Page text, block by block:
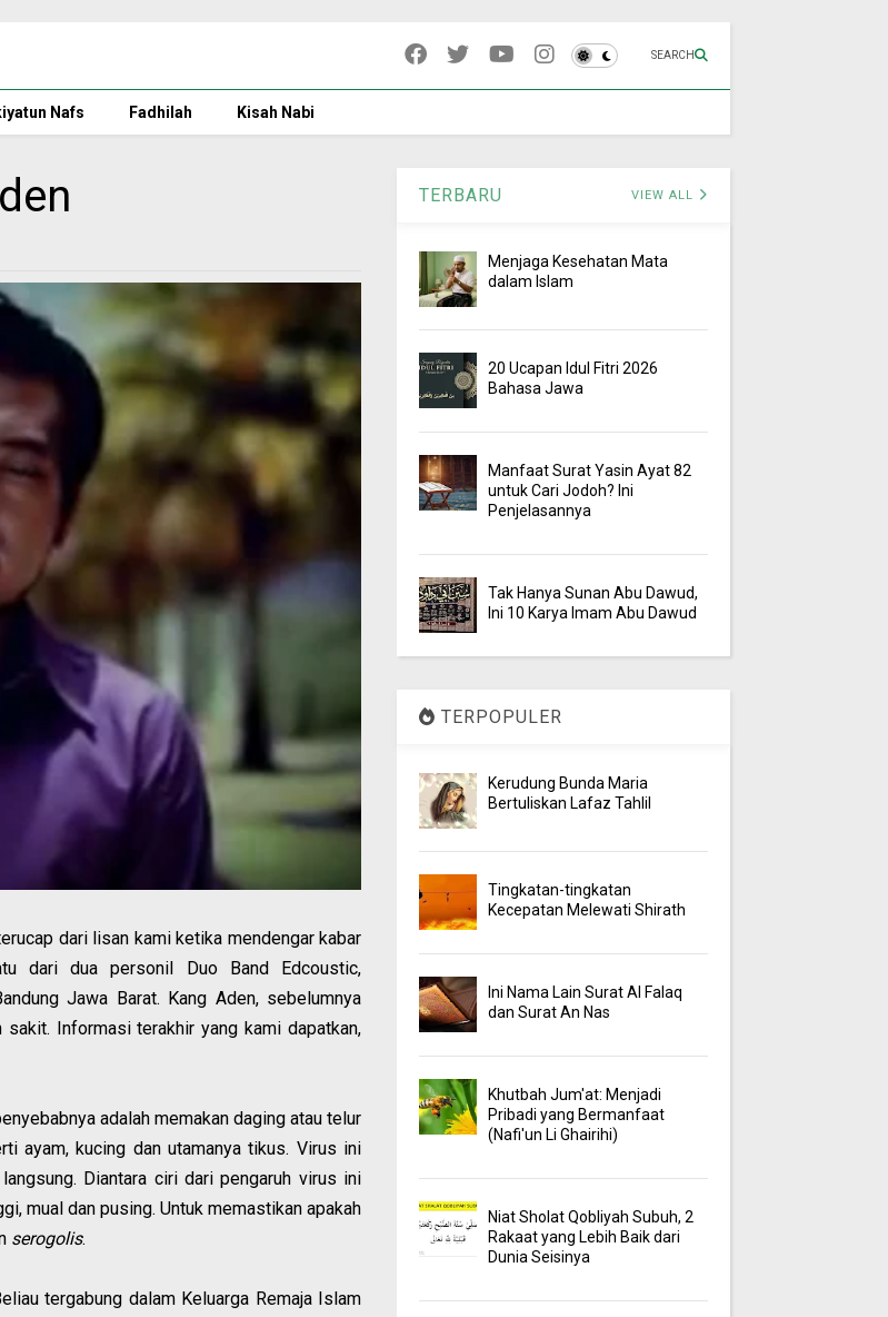
SEARCH
Nafs Fadhilah Kisah Nabi
dari lisan kami ketika mendengar kabar
dari dua personil Duo Band Edcoustic,
Jawa Barat. Kang Aden, sebelumnya
Informasi terakhir yang kami dapatkan,
adalah memakan daging atau telur
ayam, kucing dan utamanya tikus. Virus ini
Diantara ciri dari pengaruh virus ini
mual dan pusing. Untuk memastikan apakah
serogolis.
tergabung dalam Keluarga Remaja Islam
TERBARU VIEW ALL
Menjaga Kesehatan Mata
dalam Islam
20 Ucapan Idul Fitri 2026
Bahasa Jawa
Manfaat Surat Yasin Ayat 82
untuk Cari Jodoh? Ini
Penjelasannya
Tak Hanya Sunan Abu Dawud,
Ini 10 Karya Imam Abu Dawud
TERPOPULER
Kerudung Bunda Maria
Bertuliskan Lafaz Tahlil
Tingkatan-tingkatan
Kecepatan Melewati Shirath
Ini Nama Lain Surat Al Falaq
dan Surat An Nas
Khutbah Jum'at: Menjadi
Pribadi yang Bermanfaat
(Nafi'un Li Ghairihi)
Niat Sholat Qobliyah Subuh, 2
Rakaat yang Lebih Baik dari
Dunia Seisinya